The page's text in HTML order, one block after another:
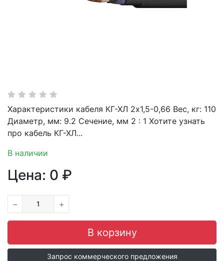
Характеристики кабеля КГ-ХЛ 2х1,5-0,66 Вес, кг: 110
Диаметр, мм: 9.2 Сечение, мм 2 : 1 Хотите узнать
про кабель КГ-ХЛ...
В наличии
Цена: 0 ₽
− +
Запрос коммерческого предложения